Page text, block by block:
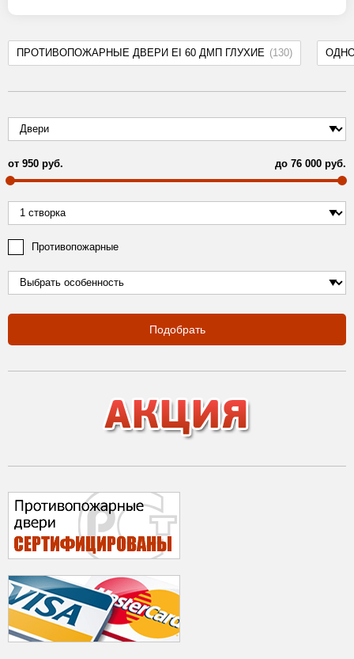
ПРОТИВОПОЖАРНЫЕ ДВЕРИ EI 60 ДМП ГЛУХИЕ (130)
от 950 руб. до 76 000 руб.
Противопожарные
Подобрать